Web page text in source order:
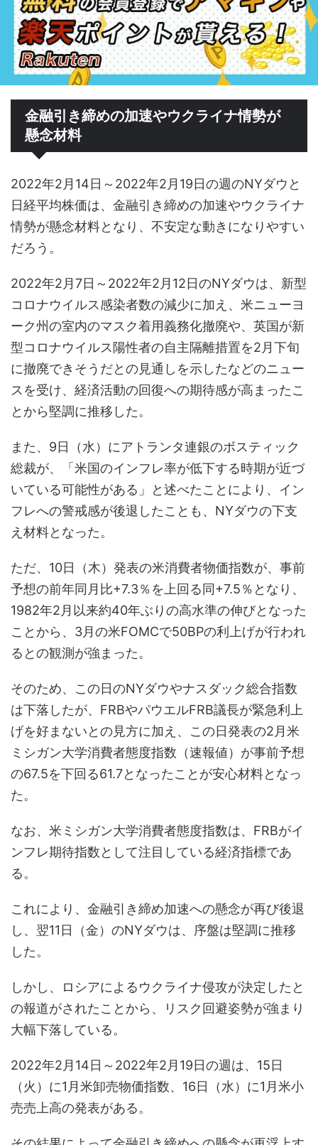
金融引き締めの加速やウクライナ情勢が
懸念材料
2022年2月14日～2022年2月19日の週のNYダウと
日経平均株価は、金融引き締めの加速やウクライナ
情勢が懸念材料となり、不安定な動きになりやすい
だろう。
2022年2月7日～2022年2月12日のNYダウは、新型
コロナウイルス感染者数の減少に加え、米ニューヨ
ーク州の室内のマスク着用義務化撤廃や、英国が新
型コロナウイルス陽性者の自主隔離措置を2月下旬
に撤廃できそうだとの見通しを示したなどのニュー
スを受け、経済活動の回復への期待感が高まったこ
とから堅調に推移した。
また、9日（水）にアトランタ連銀のボスティック
総裁が、「米国のインフレ率が低下する時期が近づ
いている可能性がある」と述べたことにより、イン
フレへの警戒感が後退したことも、NYダウの下支
え材料となった。
ただ、10日（木）発表の米消費者物価指数が、事前
予想の前年同月比+7.3％を上回る同+7.5％となり、
1982年2月以来約40年ぶりの高水準の伸びとなった
ことから、3月の米FOMCで50BPの利上げが行われ
るとの観測が強まった。
そのため、この日のNYダウやナスダック総合指数
は下落したが、FRBやパウエルFRB議長が緊急利上
げを好まないとの見方に加え、この日発表の2月米
ミシガン大学消費者態度指数（速報値）が事前予想
の67.5を下回る61.7となったことが安心材料となっ
た。
なお、米ミシガン大学消費者態度指数は、FRBがイ
ンフレ期待指数として注目している経済指標であ
る。
これにより、金融引き締め加速への懸念が再び後退
し、翌11日（金）のNYダウは、序盤は堅調に推移
した。
しかし、ロシアによるウクライナ侵攻が決定したと
の報道がされたことから、リスク回避姿勢が強まり
大幅下落している。
2022年2月14日～2022年2月19日の週は、15日
（火）に1月米卸売物価指数、16日（水）に1月米小
売売上高の発表がある。